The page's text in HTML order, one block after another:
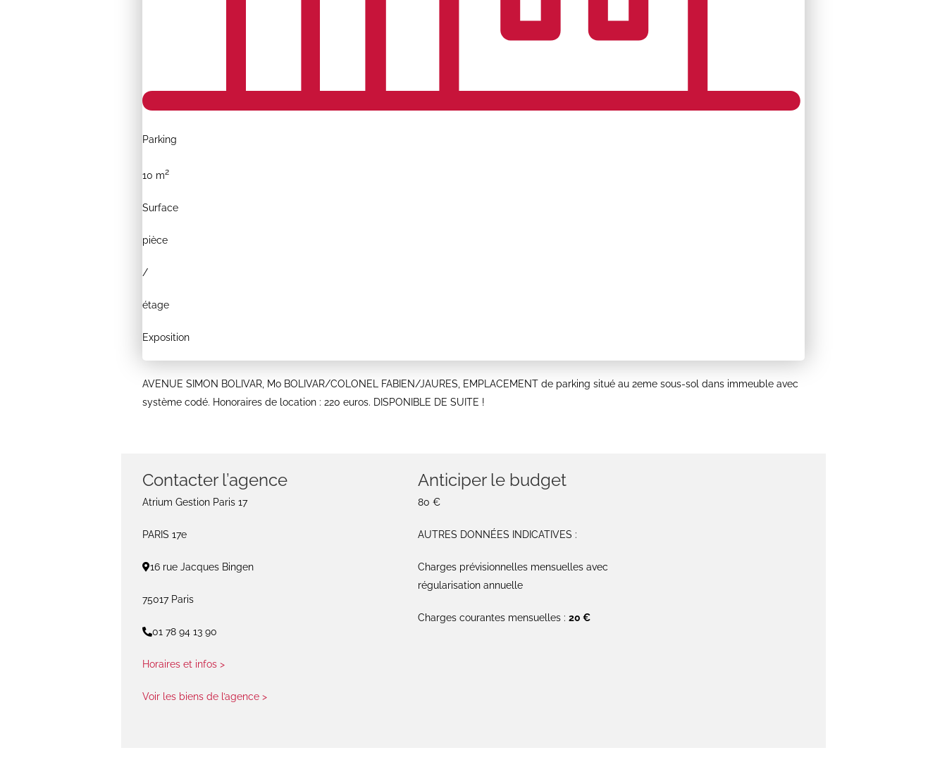
Parking
10 m2
Surface
pièce
/
étage
Exposition
AVENUE SIMON BOLIVAR, Mo BOLIVAR/COLONEL FABIEN/JAURES, EMPLACEMENT de parking situé au 2eme sous-sol dans immeuble avec
système codé. Honoraires de location : 220 euros. DISPONIBLE DE SUITE !
Contacter l’agence
Atrium Gestion Paris 17
PARIS 17e
16 rue Jacques Bingen
75017 Paris
01 78 94 13 90
Horaires et infos >
Voir les biens de l’agence >
Anticiper le budget
80 €
AUTRES DONNÉES INDICATIVES :
Charges prévisionnelles mensuelles avec
régularisation annuelle
Charges courantes mensuelles : 20 €